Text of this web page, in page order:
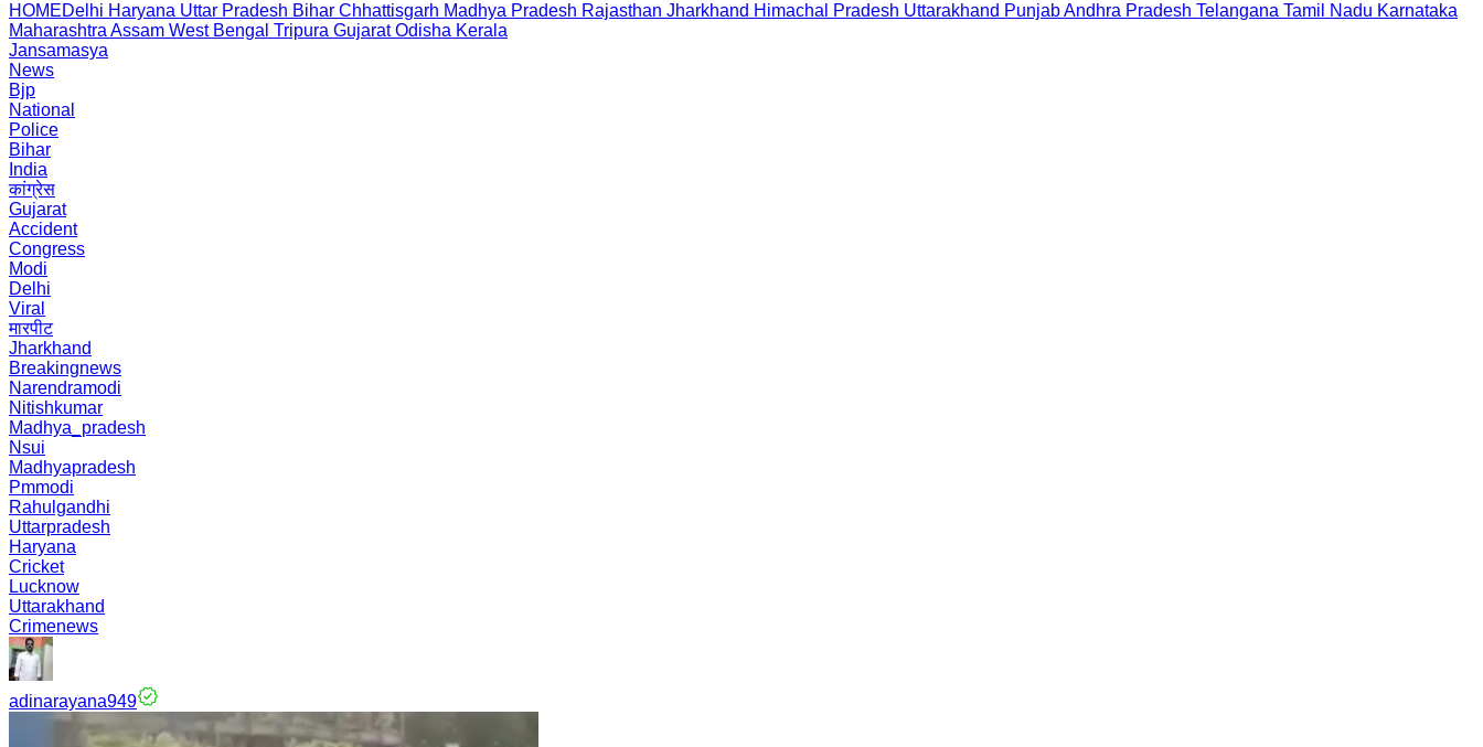
HOMEDelhi Haryana Uttar Pradesh Bihar Chhattisgarh Madhya Pradesh Rajasthan Jharkhand Himachal Pradesh Uttarakhand PunjabAndhra Pradesh Telangana Tamil Nadu Karnataka
Maharashtra Assam West Bengal Tripura Gujarat Odisha Kerala
Jansamasya
News
Bjp
National
Police
Bihar
India
कांग्रेस
Gujarat
Accident
Congress
Modi
Delhi
Viral
मारपीट
Jharkhand
Breakingnews
Narendramodi
Nitishkumar
Madhya_pradesh
Nsui
Madhyapradesh
Pmmodi
Rahulgandhi
Uttarpradesh
Haryana
Cricket
Lucknow
Uttarakhand
Crimenews
adinarayana949